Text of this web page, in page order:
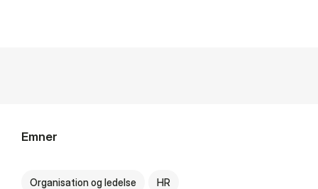
Emner
Organisation og ledelse HR